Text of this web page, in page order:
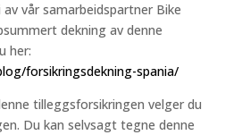
vår samarbeidspartner Bike
dekning av denne
her:
forsikringsdekning-spania/
tilleggsforsikringen velger du
Du kan selvsagt tegne denne